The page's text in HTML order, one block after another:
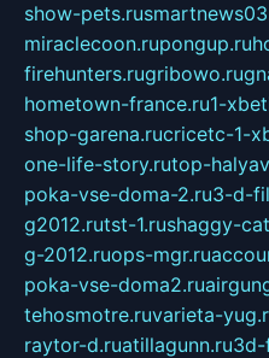
show-pets.ru
miraclecoon.rupongup.ru
firehunters.rugribowo.ru
hometown-france.ru1-
shop-garena.rucricetc-1-
one-life-story.rutop-
poka-vse-doma-2.ru3-d-
g2012.rutst-1.rushaggy-
g-2012.ruops-mgr.ru
poka-vse-doma2.ru
tehosmotre.ruvarieta-
raytor-d.ruatillagunn.ru3d-